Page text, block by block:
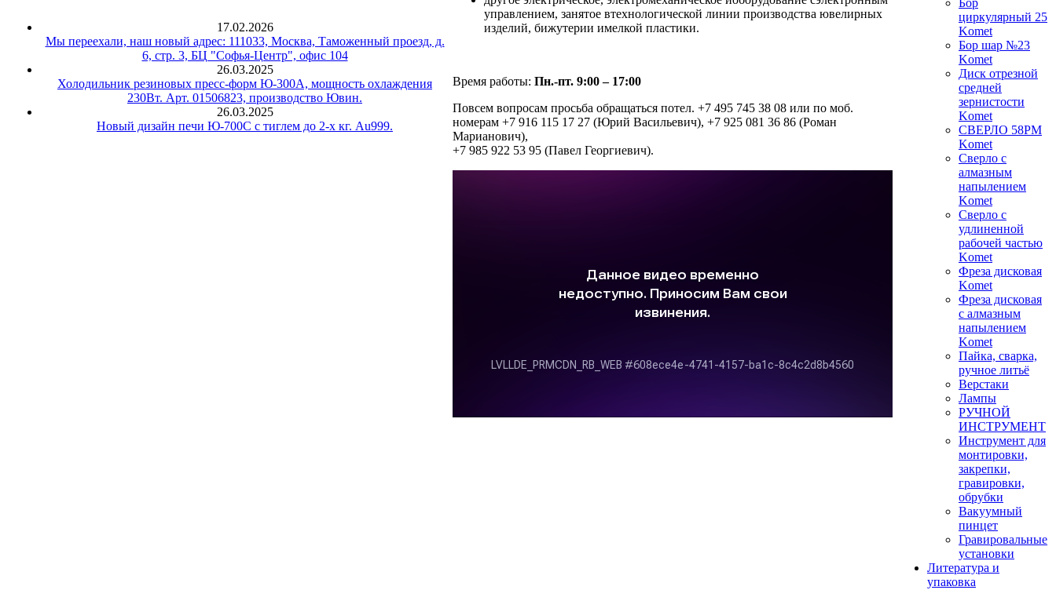
17.02.2026
Мы переехали, наш новый адрес: 111033, Москва, Таможенный проезд, д.
6, стр. 3, БЦ "Софья-Центр", офис 104
26.03.2025
Холодильник резиновых пресс-форм Ю-300А, мощность охлаждения
230Вт. Арт. 01506823, производство Ювин.
26.03.2025
Новый дизайн печи Ю-700С с тиглем до 2-х кг. Au999.
управлением, занятое втехнологической линии производства ювелирных
изделий, бижутерии имелкой пластики.
Время работы: Пн.-пт. 9:00 – 17:00
Повсем вопросам просьба обращаться потел. +7 495 745 38 08 или по моб.
номерам +7 916 115 17 27 (Юрий Васильевич), +7 925 081 36 86 (Роман
Марианович),
+7 985 922 53 95 (Павел Георгиевич).
Бор
циркулярный 25
Komet
Бор шар №23
Komet
Диск отрезной
средней
зернистости
Komet
СВЕРЛО 58РМ
Komet
Сверло с
алмазным
напылением
Komet
Сверло с
удлиненной
рабочей частью
Komet
Фреза дисковая
Komet
Фреза дисковая
с алмазным
напылением
Komet
Пайка, сварка,
ручное литьё
Верстаки
Лампы
РУЧНОЙ
ИНСТРУМЕНТ
Инструмент для
монтировки,
закрепки,
гравировки,
обрубки
Вакуумный
пинцет
Гравировальные
установки
Литература и
упаковка